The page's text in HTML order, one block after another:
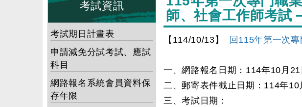
考試資訊
考試期日計畫表
申請減免分試考試、應試
科目
網路報名系統會員資料保
存年限
師、社會工作師考試
【114/10/13】 回115年第一次
一、網路報名日期：114年10月21
二、郵寄表件截止日期：114年10
三、考試日期：